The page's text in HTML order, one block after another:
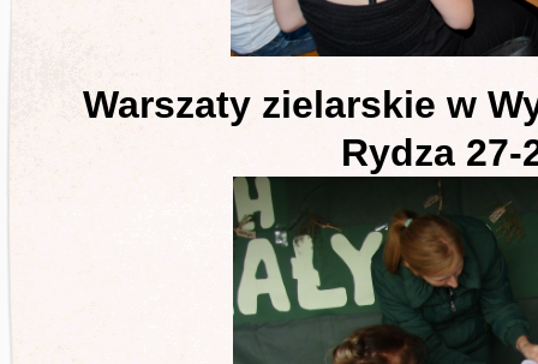
Warszaty zielarskie w
Rydza 27-